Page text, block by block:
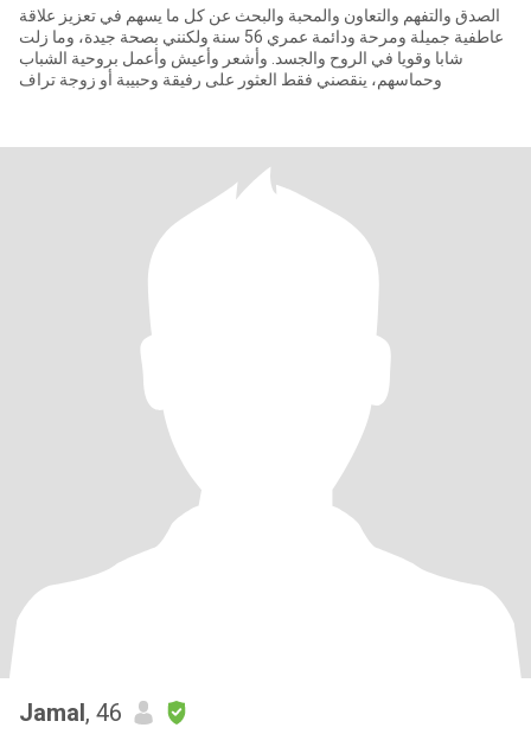
الصدق والتفهم والتعاون والمحبة والبحث عن كل ما يسهم في تعزيز علاقة
عاطفية جميلة ومرحة ودائمة عمري 56 سنة ولكنني بصحة جيدة، وما زلت
شابا وقويا في الروح والجسد. وأشعر وأعيش وأعمل بروحية الشباب
وحماسهم، ينقصني فقط العثور على رفيقة وحبيبة أو زوجة تراف
Jamal, 46